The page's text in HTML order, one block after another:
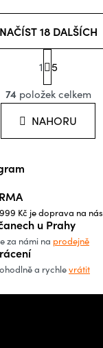
O
v
l
á
í
p
r
v
k
y
NAČÍST 18 DALŠÍCH
S
t
r
á
n
k
1
5
74položek celkem
NAHORU
Kč je doprava na nás
u Prahy
za námi na prodejně
a rychlevrátit